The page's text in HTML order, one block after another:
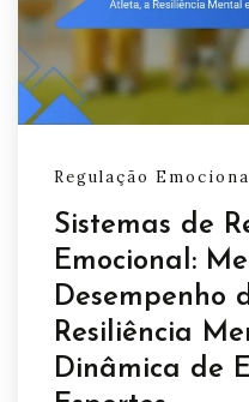
Regulação
Sistemas de
Emocional:
Desempenho
Resiliência
Dinâmica de